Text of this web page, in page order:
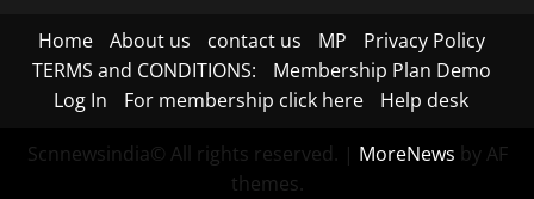
Home About us contact us MP
Privacy Policy
TERMS and CONDITIONS:
Membership Plan Demo
Log In
For membership click here Help desk
Scnnewsindia© All rights reserved. | MoreNews by AF
themes.